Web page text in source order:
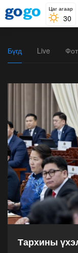
Цаг агаар
30
Бүгд Live
Тархины